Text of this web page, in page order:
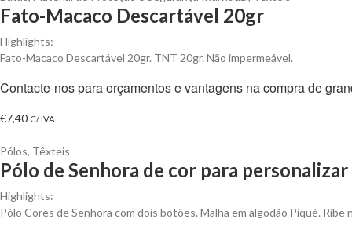
Fato-Macaco Descartável 20gr
Highlights:
Fato-Macaco Descartável 20gr. TNT 20gr. Não impermeável.
Contacte-nos para orçamentos e vantagens na compra de
€7,40 C/ IVA
Pólos, Têxteis
Pólo de Senhora de cor para personalizar
Highlights:
Pólo Cores de Senhora com dois botões. Malha em algodão Piqué.